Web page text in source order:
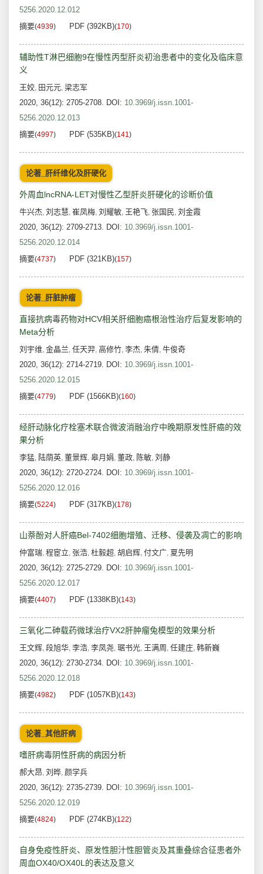
5256.2020.12.012
摘要(4939) PDF (392KB)(170)
辅助性T淋巴细胞9在慢性丙型肝炎初治患者中的变化及临床意
义
王姣, 田元元, 梁志军
2020, 36(12): 2705-2708. DOI: 10.3969/j.issn.1001-
5256.2020.12.013
摘要(4997) PDF (535KB)(141)
论著_肝纤维化及肝硬化
外周血lncRNA-LET对慢性乙型肝炎肝硬化的诊断价值
牛兴杰, 刘志慧, 崔凤梅, 刘耀敏, 王艳飞, 张国民, 刘金霞
2020, 36(12): 2709-2713. DOI: 10.3969/j.issn.1001-
5256.2020.12.014
摘要(4737) PDF (321KB)(157)
论著_肝脏肿瘤
直接抗病毒药物对HCV相关肝细胞癌根治性治疗后复发影响的
Meta分析
刘宇维, 金晶兰, 任天羿, 高修竹, 李杰, 朱倩, 牛俊奇
2020, 36(12): 2714-2719. DOI: 10.3969/j.issn.1001-
5256.2020.12.015
摘要(4779) PDF (1566KB)(160)
经肝动脉化疗栓塞术联合微波消融治疗中晚期原发性肝癌的效
果分析
李猛, 陆荫英, 董景辉, 皋月娟, 董政, 陈敏, 刘静
2020, 36(12): 2720-2724. DOI: 10.3969/j.issn.1001-
5256.2020.12.016
摘要(5224) PDF (317KB)(178)
山萘酚对人肝癌Bel-7402细胞增殖、迁移、侵袭及凋亡的影响
仲富瑞, 程宦立, 张浩, 杜毅超, 胡启辉, 付文广, 夏先明
2020, 36(12): 2725-2729. DOI: 10.3969/j.issn.1001-
5256.2020.12.017
摘要(4407) PDF (1338KB)(143)
三氧化二砷载药微球治疗VX2肝肿瘤兔模型的效果分析
王文辉, 段旭华, 李浩, 李凤尧, 琚书光, 王满周 , 任建庄, 韩新巍
2020, 36(12): 2730-2734. DOI: 10.3969/j.issn.1001-
5256.2020.12.018
摘要(4982) PDF (1057KB)(143)
论著_其他肝病
嗜肝病毒阴性肝病的病因分析
郝大昂, 刘晔, 颜学兵
2020, 36(12): 2735-2739. DOI: 10.3969/j.issn.1001-
5256.2020.12.019
摘要(4824) PDF (274KB)(122)
自身免疫性肝炎、原发性胆汁性胆管炎及其重叠综合征患者外
周血OX40/OX40L的表达及意义